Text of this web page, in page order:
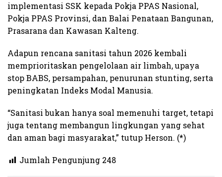
implementasi SSK kepada Pokja PPAS Nasional,
Pokja PPAS Provinsi, dan Balai Penataan Bangunan,
Prasarana dan Kawasan Kalteng.
Adapun rencana sanitasi tahun 2026 kembali
memprioritaskan pengelolaan air limbah, upaya
stop BABS, persampahan, penurunan stunting, serta
peningkatan Indeks Modal Manusia.
“Sanitasi bukan hanya soal memenuhi target, tetapi
juga tentang membangun lingkungan yang sehat
dan aman bagi masyarakat,” tutup Herson. (*)
Jumlah Pengunjung 248